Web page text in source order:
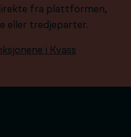
fra plattformen,
eller tredjeparter.
i Kvass